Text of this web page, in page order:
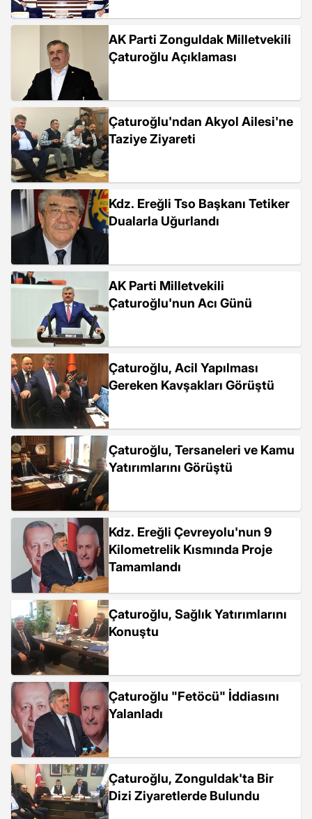
AK Parti Zonguldak Milletvekili
Çaturoğlu Açıklaması
Çaturoğlu'ndan Akyol Ailesi'ne
Taziye Ziyareti
Kdz. Ereğli Tso Başkanı Tetiker
Dualarla Uğurlandı
AK Parti Milletvekili
Çaturoğlu'nun Acı Günü
Çaturoğlu, Acil Yapılması
Gereken Kavşakları Görüştü
Çaturoğlu, Tersaneleri ve Kamu
Yatırımlarını Görüştü
Kdz. Ereğli Çevreyolu'nun 9
Kilometrelik Kısmında Proje
Tamamlandı
Çaturoğlu, Sağlık Yatırımlarını
Konuştu
Çaturoğlu "Fetöcü" İddiasını
Yalanladı
Çaturoğlu, Zonguldak'ta Bir
Dizi Ziyaretlerde Bulundu